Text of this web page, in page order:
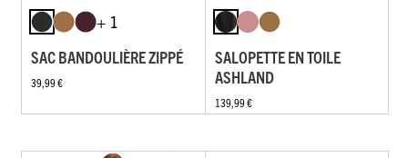
+ 1
SAC BANDOULIÈRE ZIPPÉ
39,99 €
SALOPETTE EN TOILE
ASHLAND
139,99 €